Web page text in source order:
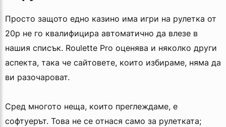
Просто защото едно казино има игри на рулетка от
20p не го квалифицира автоматично да влезе в
нашия списък. Roulette Pro оценява и няколко други
аспекта, така че сайтовете, които избираме, няма да
ви разочароват.
Сред многото неща, които преглеждаме, е
софтуерът. Това не се отнася само за рулетката;